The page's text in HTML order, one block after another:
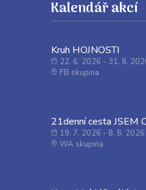
Kalendář akcí
Kruh HOJNOSTI
22. 6. 2026 - 31. 8.
FB skupina
21denní cesta JSEM
19. 7. 2026 - 8. 8.
WA skupina